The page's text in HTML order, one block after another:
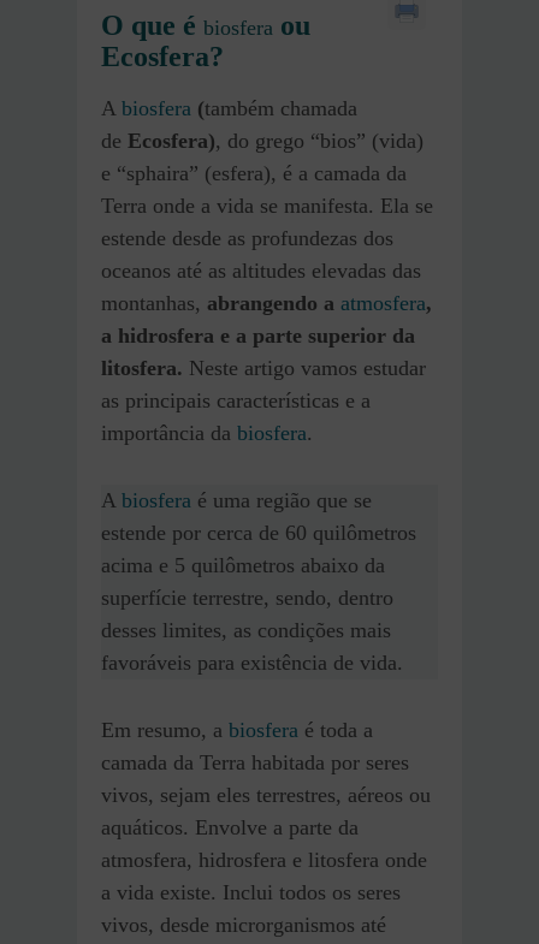
O que é biosfera ou
Ecosfera?
A biosfera (também chamada
de Ecosfera), do grego “bios” (vida)
e “sphaira” (esfera), é a camada da
Terra onde a vida se manifesta. Ela se
estende desde as profundezas dos
oceanos até as altitudes elevadas das
montanhas, abrangendo a atmosfera,
a hidrosfera e a parte superior da
litosfera. Neste artigo vamos estudar
as principais características e a
importância da biosfera.
A biosfera é uma região que se
estende por cerca de 60 quilômetros
acima e 5 quilômetros abaixo da
superfície terrestre, sendo, dentro
desses limites, as condições mais
favoráveis para existência de vida.
Em resumo, a biosfera é toda a
camada da Terra habitada por seres
vivos, sejam eles terrestres, aéreos ou
aquáticos. Envolve a parte da
atmosfera, hidrosfera e litosfera onde
a vida existe. Inclui todos os seres
vivos, desde microrganismos até